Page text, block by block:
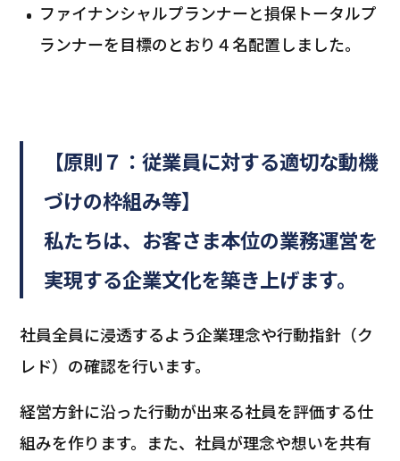
ファイナンシャルプランナーと損保トータルプ
ランナーを目標のとおり４名配置しました。
【原則７：従業員に対する適切な動機
づけの枠組み等】
私たちは、お客さま本位の業務運営を
実現する企業文化を築き上げます。
社員全員に浸透するよう企業理念や行動指針（ク
レド）の確認を行います。
経営方針に沿った行動が出来る社員を評価する仕
組みを作ります。また、社員が理念や想いを共有